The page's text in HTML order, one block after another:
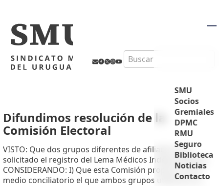
Search
SMU
Socios
Gremiales
DPMC
RMU
Seguro
Biblioteca
Noticias
Contacto
Difundimos resolución de la
Comisión Electoral
VISTO: Que dos grupos diferentes de afiliados han
solicitado el registro del Lema Médicos Independientes
CONSIDERANDO: I) Que esta Comisión propuso como
medio conciliatorio el que ambos grupos utilizaran el...